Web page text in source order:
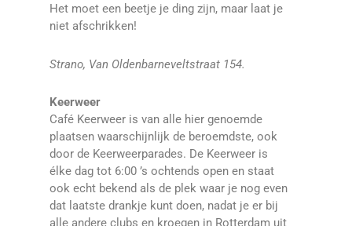
Het moet een beetje je ding zijn, maar laat je
niet afschrikken!
Strano, Van Oldenbarneveltstraat 154.
Keerweer
Café Keerweer is van alle hier genoemde
plaatsen waarschijnlijk de beroemdste, ook
door de Keerweerparades. De Keerweer is
élke dag tot 6:00 ’s ochtends open en staat
ook echt bekend als de plek waar je nog even
dat laatste drankje kunt doen, nadat je er bij
alle andere clubs en kroegen in Rotterdam uit